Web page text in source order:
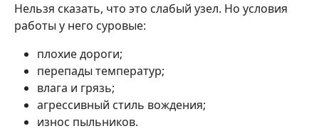
Нельзя сказать, что это слабый узел. Но условия
работы у него суровые:
плохие дороги;
перепады температур;
влага и грязь;
агрессивный стиль вождения;
износ пыльников.